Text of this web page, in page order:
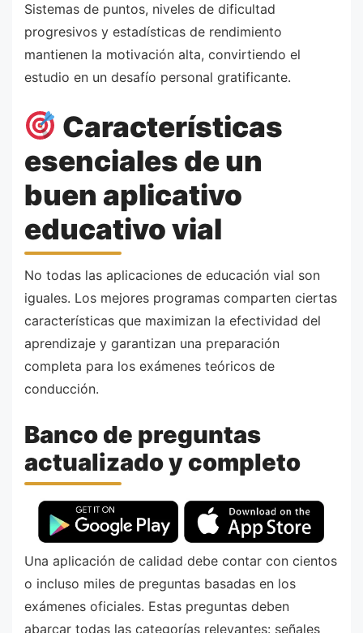
Sistemas de puntos, niveles de dificultad
progresivos y estadísticas de rendimiento
mantienen la motivación alta, convirtiendo el
estudio en un desafío personal gratificante.
Características
esenciales de un
buen aplicativo
educativo vial
No todas las aplicaciones de educación vial son
iguales. Los mejores programas comparten ciertas
características que maximizan la efectividad del
aprendizaje y garantizan una preparación
completa para los exámenes teóricos de
conducción.
Banco de preguntas
actualizado y completo
Una aplicación de calidad debe contar con cientos
o incluso miles de preguntas basadas en los
exámenes oficiales. Estas preguntas deben
abarcar todas las categorías relevantes: señales